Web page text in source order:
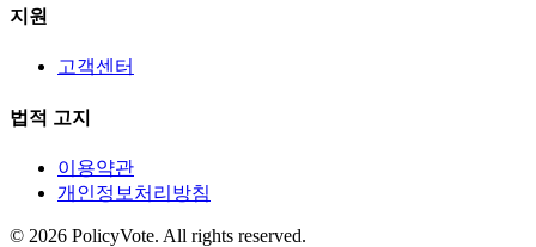
지원
고객센터
법적 고지
이용약관
개인정보처리방침
© 2026 PolicyVote. All rights reserved.